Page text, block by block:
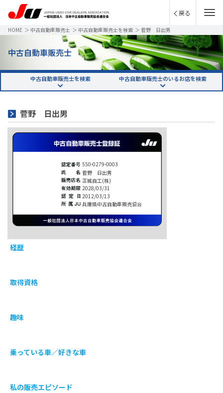
戻る
HOME ＞ 中古自動車販売士 ＞ 中古自動車販売士を検索 ＞ 菅野 日出男
中古自動車販売士
中古自動車販売士を検索 中古自動車販売士のいるお店を検索
菅野 日出男
550-0279-0003
菅野 日出男
正城自工(株)
2028/03/31
2012/03/13
兵庫県中古自動車販売協会
経歴
取得資格
趣味
乗っている車／好きな車
私の販売エピソード